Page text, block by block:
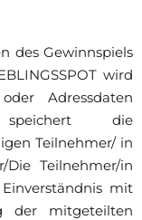
des Gewinnspiels
wird
Adressdaten
speichert die
Teilnehmer/ in
Die Teilnehmer/in
mit
der mitgeteilten